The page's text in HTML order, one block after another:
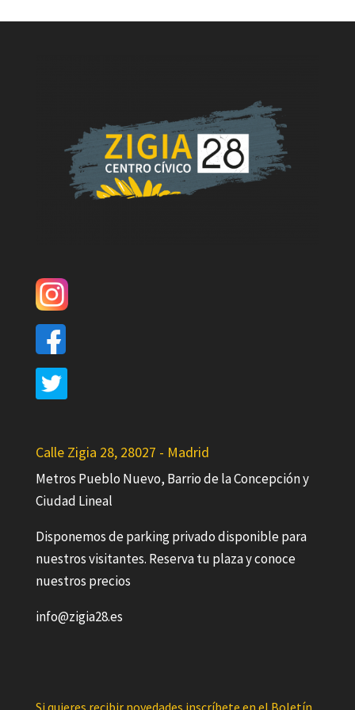
Calle Zigia 28, 28027 - Madrid
Metros Pueblo Nuevo, Barrio de la Concepción y
Ciudad Lineal
Disponemos de parking privado disponible para
nuestros visitantes. Reserva tu plaza y conoce
nuestros precios
info@zigia28.es